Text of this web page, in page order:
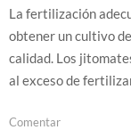
La fertilización
obtener un cultivo
calidad. Los
al exceso de
Comentaren